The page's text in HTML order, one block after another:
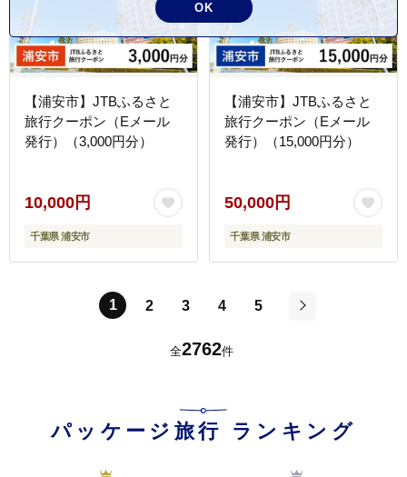
【浦安市】JTBふるさと
旅行クーポン（Eメール
発行）（3,000円分）
10,000円
千葉県 浦安市
【浦安市】JTBふるさと
旅行クーポン（Eメール
発行）（15,000円分）
50,000円
千葉県 浦安市
1 2 3 4
5
全2762件
パッケージ旅行 ランキング
OK